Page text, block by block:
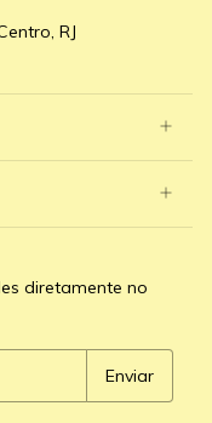
RJ
diretamente no